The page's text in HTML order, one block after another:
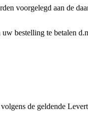
voorgelegd aan de
bestelling te betalen
de geldende